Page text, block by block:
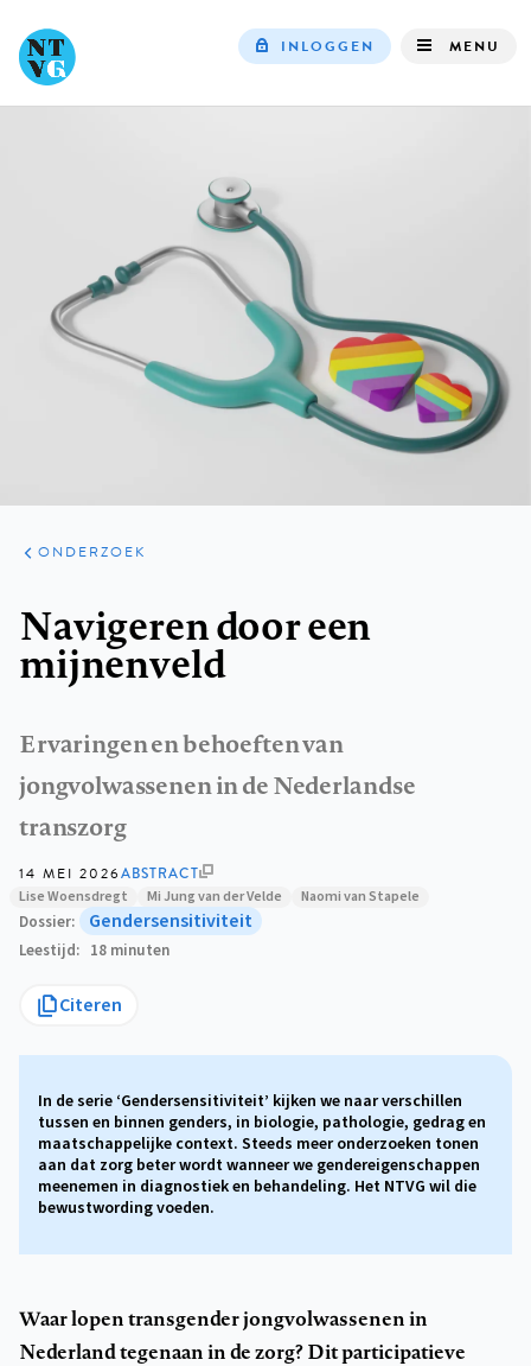
INLOGGEN MENU
Ervaringen en behoeften van
jongvolwassenen in de Nederlandse
transzorg
ARTIKELEN
ONDERZOEK
ONDERZOEK
Navigeren door een
mijnenveld
14 MEI 2026ABSTRACT
Lise Woensdregt Mi Jung van der Velde Naomi van Stapele
Dossier Gendersensitiviteit
Leestijd 18 minuten
Citeren
In de serie ‘Gendersensitiviteit’ kijken we naar verschillen
tussen en binnen genders, in biologie, pathologie, gedrag en
maatschappelijke context. Steeds meer onderzoeken tonen
aan dat zorg beter wordt wanneer we gendereigenschappen
meenemen in diagnostiek en behandeling. Het NTVG wil die
bewustwording voeden.
Waar lopen transgender jongvolwassenen in
Nederland tegenaan in de zorg? Dit participatieve